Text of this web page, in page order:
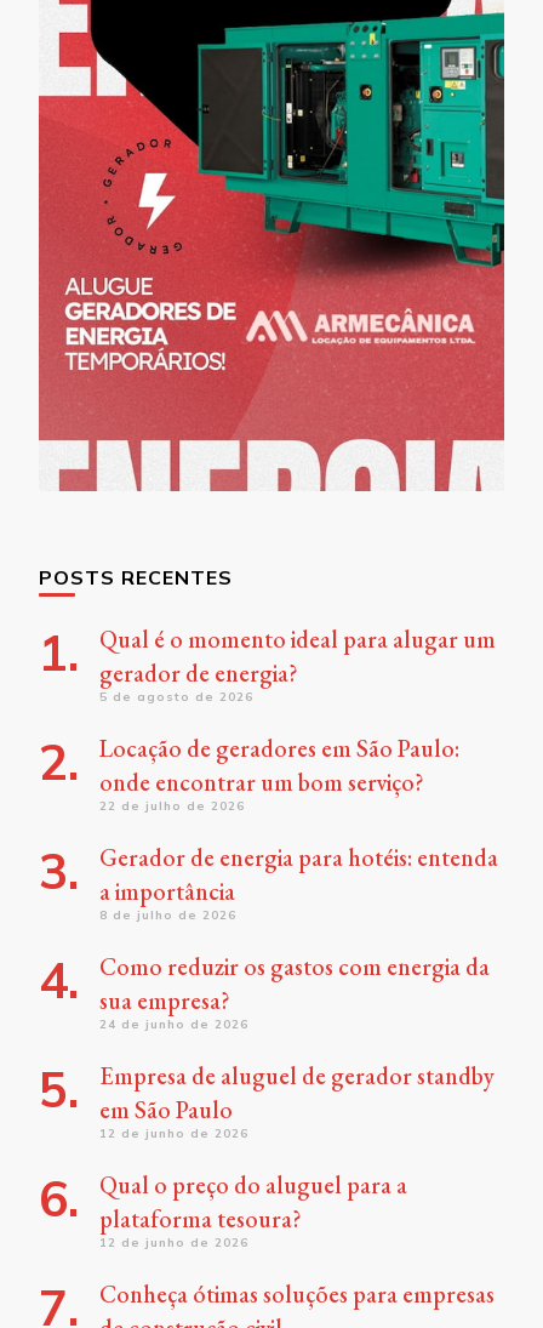
POSTS RECENTES
Qual é o momento ideal para alugar um
gerador de energia?
5 de agosto de 2026
Locação de geradores em São Paulo:
onde encontrar um bom serviço?
22 de julho de 2026
Gerador de energia para hotéis: entenda
a importância
8 de julho de 2026
Como reduzir os gastos com energia da
sua empresa?
24 de junho de 2026
Empresa de aluguel de gerador standby
em São Paulo
12 de junho de 2026
Qual o preço do aluguel para a
plataforma tesoura?
12 de junho de 2026
Conheça ótimas soluções para empresas